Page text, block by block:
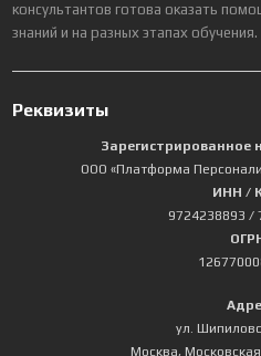
консультантов готова оказать
знаний и на разных этапах обучения.
Реквизиты
Зарегистрированное
ООО «Платформа
ИНН /
9724238893 /
ул.
Москва,